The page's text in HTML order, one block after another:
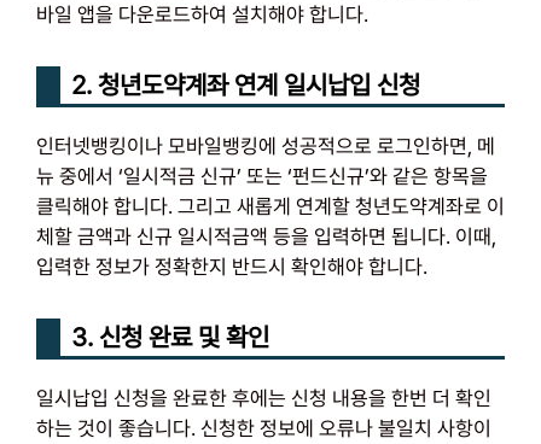
바일 앱을 다운로드하여 설치해야 합니다.
2. 청년도약계좌 연계 일시납입 신청
인터넷뱅킹이나 모바일뱅킹에 성공적으로 로그인하면, 메
뉴 중에서 ‘일시적금 신규’ 또는 ‘펀드신규’와 같은 항목을
클릭해야 합니다. 그리고 새롭게 연계할 청년도약계좌로 이
체할 금액과 신규 일시적금액 등을 입력하면 됩니다. 이때,
입력한 정보가 정확한지 반드시 확인해야 합니다.
3. 신청 완료 및 확인
일시납입 신청을 완료한 후에는 신청 내용을 한번 더 확인
하는 것이 좋습니다. 신청한 정보에 오류나 불일치 사항이